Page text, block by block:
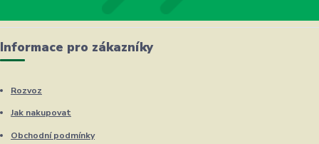
Informace pro zákazníky
Rozvoz
Jak nakupovat
Obchodní podmínky